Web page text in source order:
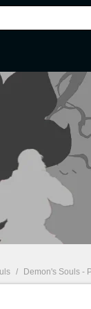
/ Demon's Souls - PS5: la